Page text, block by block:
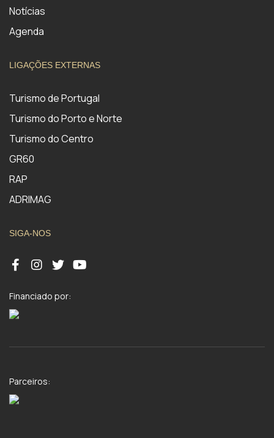
Notícias
Agenda
LIGAÇÕES EXTERNAS
Turismo de Portugal
Turismo do Porto e Norte
Turismo do Centro
GR60
RAP
ADRIMAG
SIGA-NOS
Financiado por:
Parceiros: